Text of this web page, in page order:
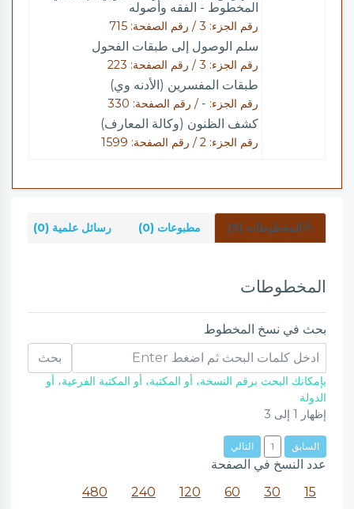
المخطوط - الفقه وأصوله
رقم الجزء: 3 / رقم الصفحة: 715
سلم الوصول إلى طبقات الفحول
رقم الجزء: 3 / رقم الصفحة: 223
طبقات المفسرين (الأدنه وي)
رقم الجزء: - / رقم الصفحة: 330
كشف الظنون (وكالة المعارف)
رقم الجزء: 2 / رقم الصفحة: 1599
المخطوطات (3) مطبوعات (0) رسائل علمية (0)
المخطوطات
بحث في نسخ المخطوط
بحث
بإمكانك البحث برقم النسخة، أو المكتبة، أو المكتبة الفرعية، أو
الدولة
إظهار 1 إلى 3
السابق 1 التالي
عدد النسخ في الصفحة
15
30
60
120
240
480